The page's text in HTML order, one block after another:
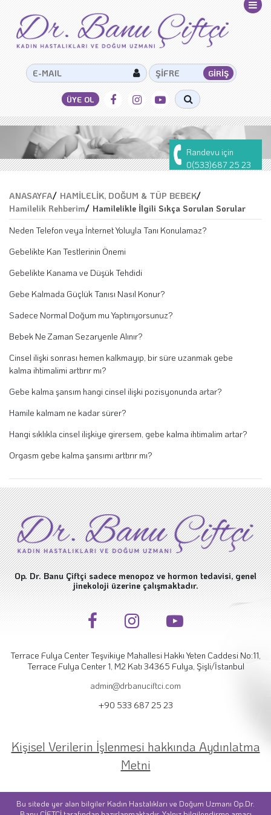
Randevu için
0(533)687 25 23
ANASAYFA/ HAMİLELİK, DOĞUM & TÜP BEBEK/
Hamilelik Rehberim/ Hamilelikle İlgili Sıkça Sorulan Sorular
Neden Telefon veya İnternet Yoluyla Tanı Konulamaz?
Gebelikte Kan Testlerinin Önemi
Gebelikte Kanama ve Düşük Tehdidi
Gebe Kalmada Güçlük Tanısı Nasıl Konur?
Sadece Normal Doğum mu Yaptırıyorsunuz?
Bebek Ne Zaman Sezaryenle Alınır?
Cinsel ilişki sonrası hemen kalkmayıp, bir süre uzanmak gebe
kalma ihtimalimi arttırır mı?
Gebe kalma şansım hangi cinsel ilişki pozisyonunda artar?
Hamile kalmam ne kadar sürer?
Hangi sıklıkla cinsel ilişkiye girersem, gebe kalma ihtimalim artar?
Orgasm gebe kalma şansımı arttırır mı?
Op. Dr. Banu Çiftçi sadece menopoz ve hormon tedavisi, genel
jinekoloji üzerine çalışmaktadır.
Terrace Fulya Center Teşvikiye Mahallesi Hakkı Yeten Caddesi No:11,
Terrace Fulya Center 1, M2 Katı 34365 Fulya, Şişli/İstanbul
admin@drbanuciftci.com
+90 533 687 25 23
Kişisel Verilerin İşlenmesi hakkında Aydınlatma
Metni
Bu sitede yer alan bilgiler Kadın Hastalıkları ve Doğum Uzmanı Op.Dr.